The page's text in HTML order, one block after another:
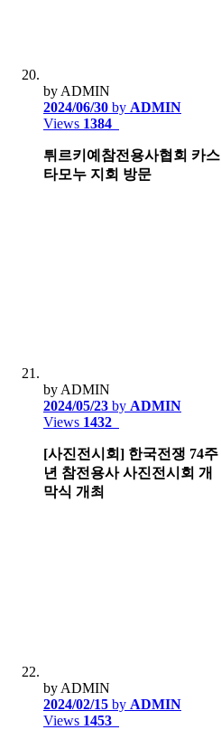
by ADMIN
2024/06/30 by ADMIN
Views 1384
튀르키예참전용사협회 카스
타모누 지회 방문
by ADMIN
2024/05/23 by ADMIN
Views 1432
[사진전시회] 한국전쟁 74주
년 참전용사 사진전시회 개
막식 개최
by ADMIN
2024/02/15 by ADMIN
Views 1453